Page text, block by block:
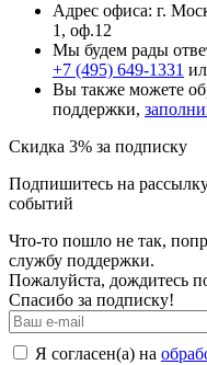
Адрес офиса: г.
1, оф.12
Мы будем рады
+7 (495) 649-1331
Вы также можете
поддержки,
Скидка 3% за подписку
Подпишитесь на
событий
Что-то пошло не так,
службу поддержки.
Пожалуйста, дождитесь
Спасибо за подписку!
Я согласен(а) на